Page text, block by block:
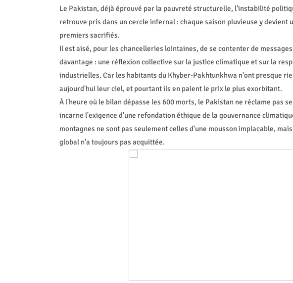
Le Pakistan, déjà éprouvé par la pauvreté structurelle, l'instabilité
retrouve pris dans un cercle infernal : chaque saison pluvieuse y devient
premiers sacrifiés.
Il est aisé, pour les chancelleries lointaines, de se contenter de
davantage : une réflexion collective sur la justice climatique et sur la
industrielles. Car les habitants du Khyber-Pakhtunkhwa n'ont presque
aujourd'hui leur ciel, et pourtant ils en paient le prix le plus exorbitant.
À l'heure où le bilan dépasse les 600 morts, le Pakistan ne réclame pas
incarne l'exigence d'une refondation éthique de la gouvernance
montagnes ne sont pas seulement celles d'une mousson implacable,
global n'a toujours pas acquittée.